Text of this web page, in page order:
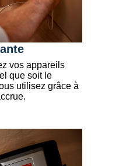
vos appareils
que soit le
utilisez grâce à